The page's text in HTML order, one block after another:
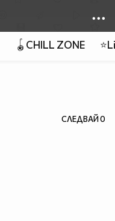
🪀CHILL ZONE
СЛЕДВАЙ0